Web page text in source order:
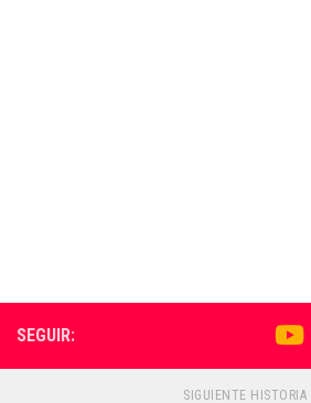
SEGUIR:
SIGUIENTE HISTORIA